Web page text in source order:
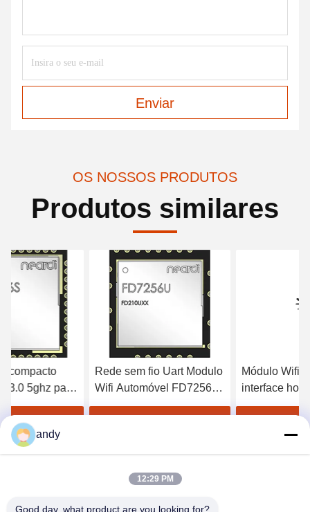
Enviar
OS NOSSOS PRODUTOS
Produtos similares
Rede sem fio Uart Modulo
Wifi Automóvel FD7256U
2.4G 5G 520Mbps
Obtenha o melhor preço
Módulo Wifi 4G com
interface host SDIO3.0 +
UART + PCM para
andy
12:29 PM
Good day, what product are you looking for?